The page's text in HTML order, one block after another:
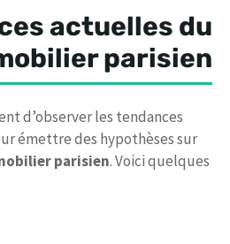
actuelles du
parisien
d’observer les tendances
émettre des hypothèses sur
parisien. Voici quelques